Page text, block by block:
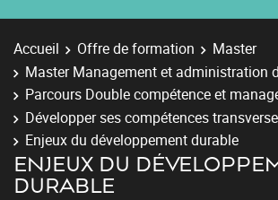
Accueil Offre de formation
Master
Master Management et administration
Parcours Double compétence et
Développer ses compétences
Enjeux du développement durable
ENJEUX DU
DURABLE